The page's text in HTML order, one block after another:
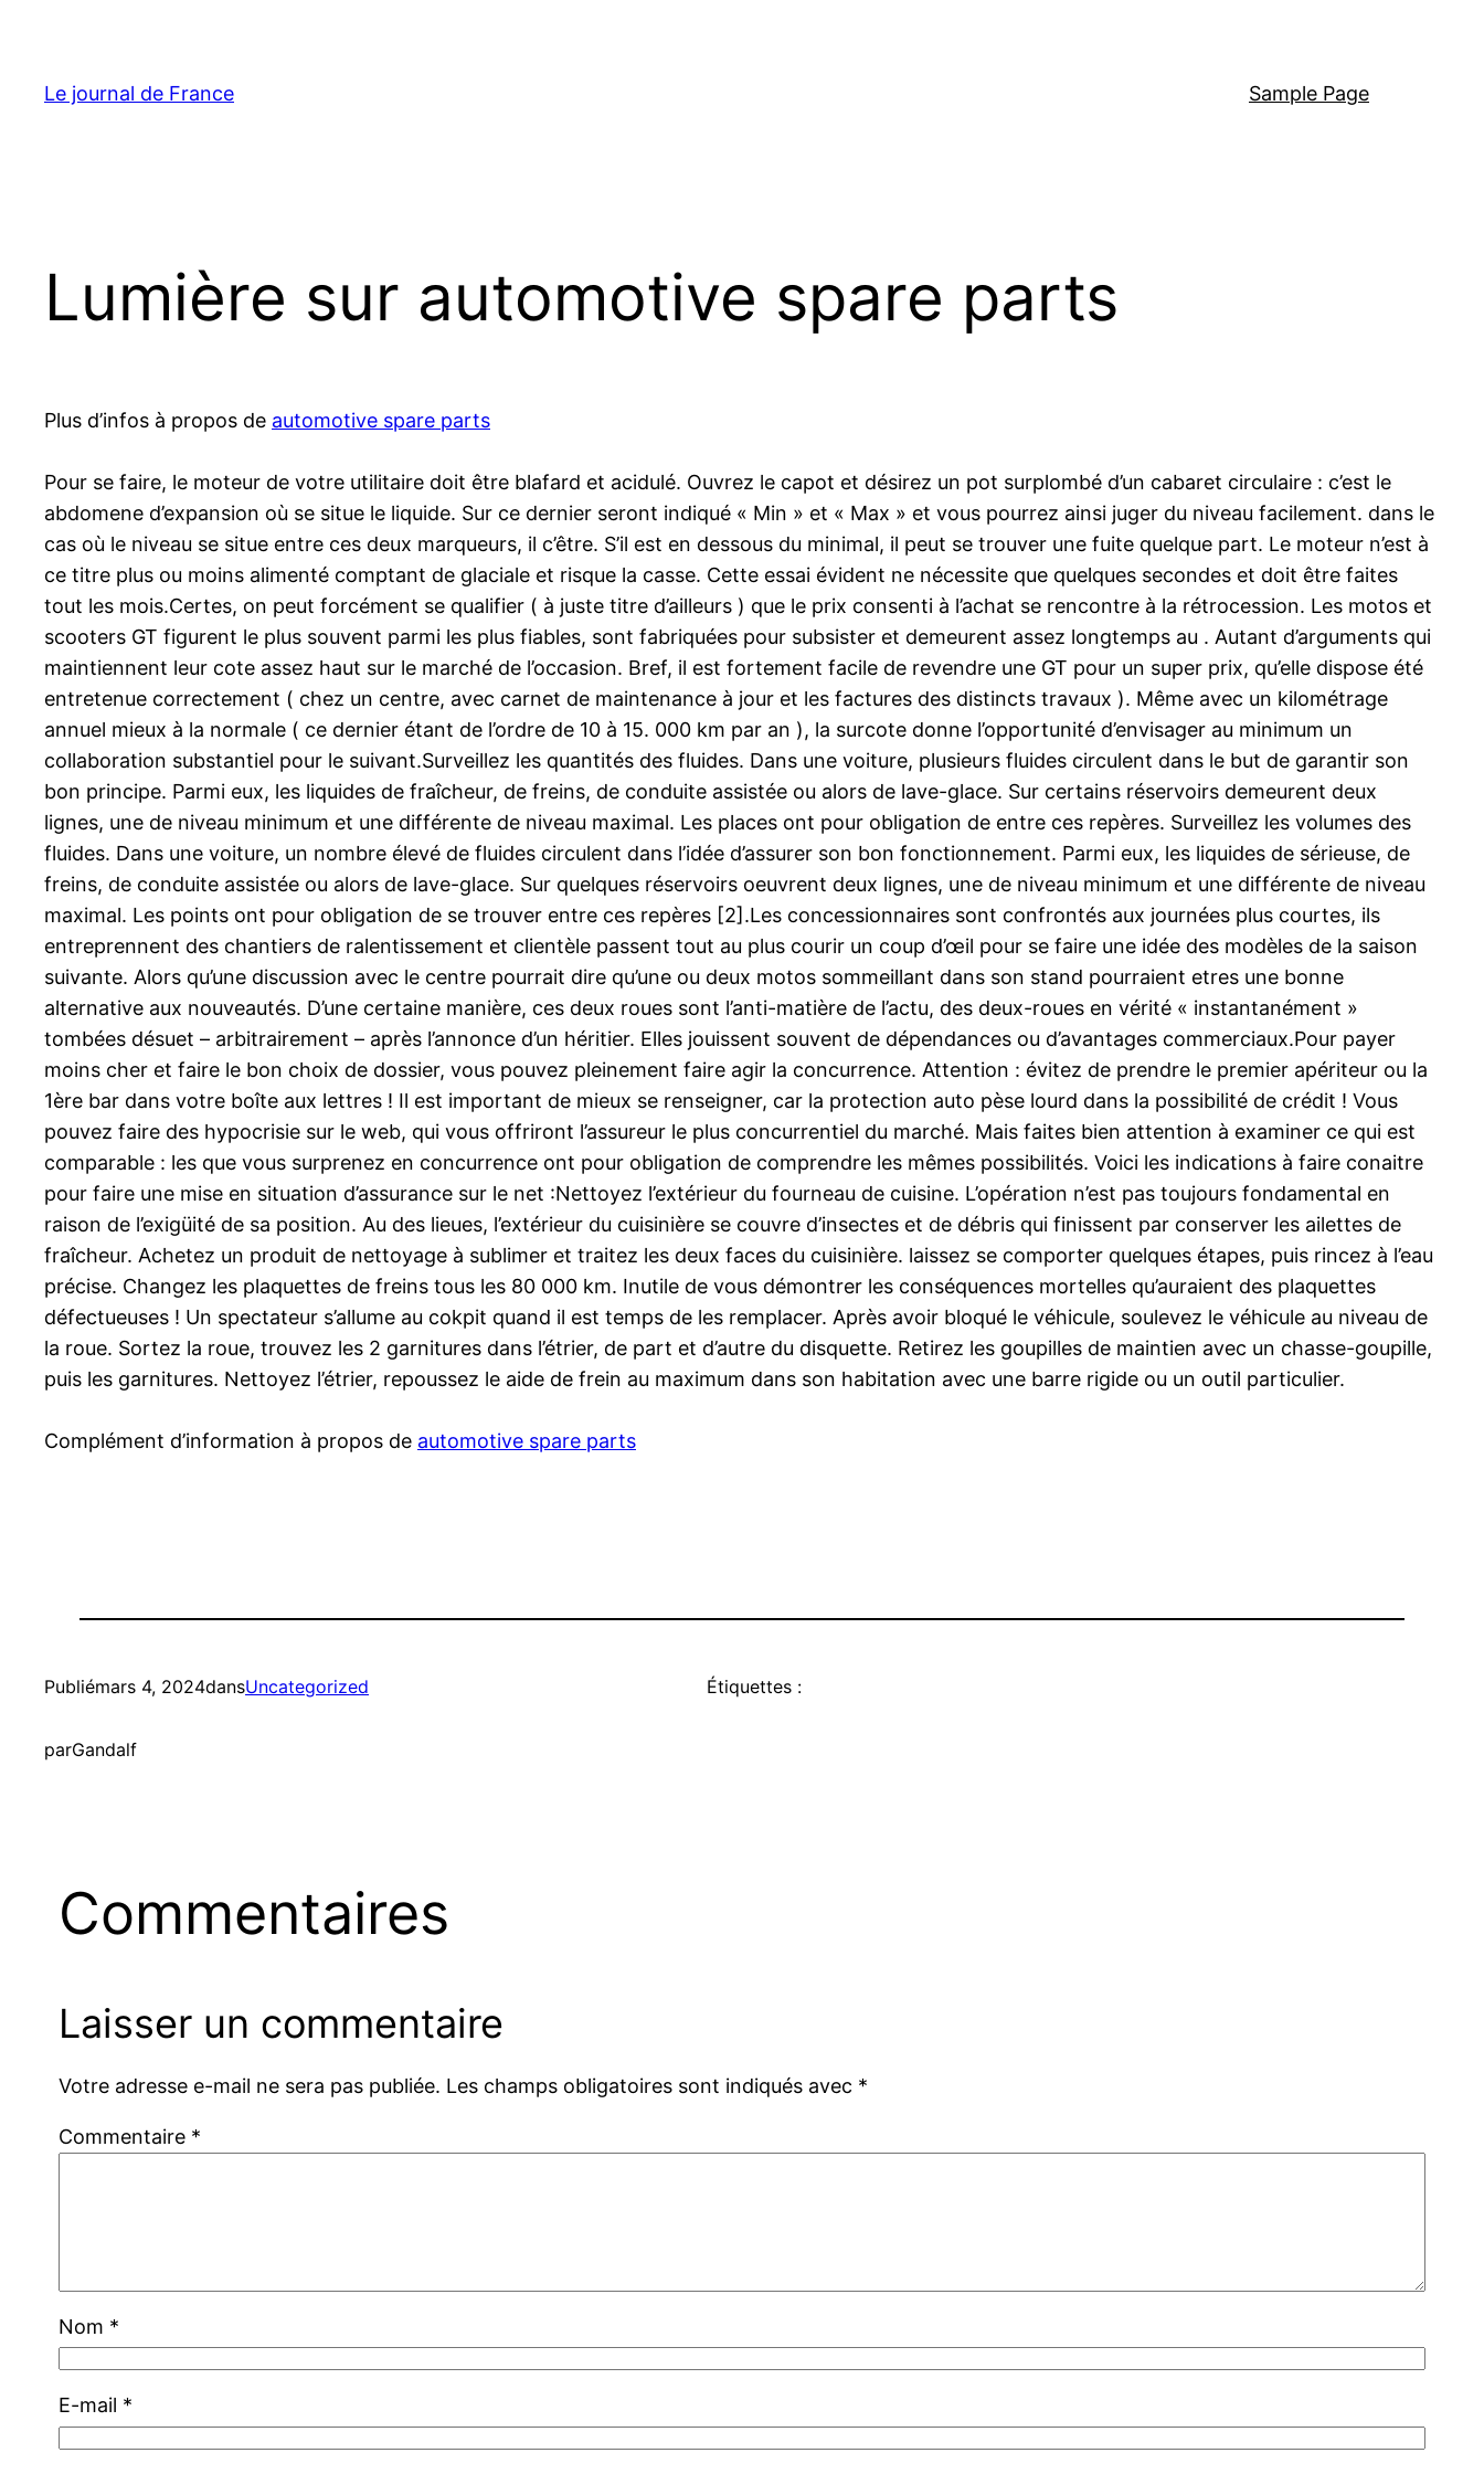
contenu
Le journal de France Sample Page
Lumière sur automotive spare parts
Plus d’infos à propos de automotive spare parts
Pour se faire, le moteur de votre utilitaire doit être blafard et acidulé. Ouvrez le capot et désirez un pot surplombé d’un cabaret circulaire : c’est le
abdomene d’expansion où se situe le liquide. Sur ce dernier seront indiqué « Min » et « Max » et vous pourrez ainsi juger du niveau facilement. dans le
cas où le niveau se situe entre ces deux marqueurs, il c’être. S’il est en dessous du minimal, il peut se trouver une fuite quelque part. Le moteur n’est à
ce titre plus ou moins alimenté comptant de glaciale et risque la casse. Cette essai évident ne nécessite que quelques secondes et doit être faites
tout les mois.Certes, on peut forcément se qualifier ( à juste titre d’ailleurs ) que le prix consenti à l’achat se rencontre à la rétrocession. Les motos et
scooters GT figurent le plus souvent parmi les plus fiables, sont fabriquées pour subsister et demeurent assez longtemps au . Autant d’arguments qui
maintiennent leur cote assez haut sur le marché de l’occasion. Bref, il est fortement facile de revendre une GT pour un super prix, qu’elle dispose été
entretenue correctement ( chez un centre, avec carnet de maintenance à jour et les factures des distincts travaux ). Même avec un kilométrage
annuel mieux à la normale ( ce dernier étant de l’ordre de 10 à 15. 000 km par an ), la surcote donne l’opportunité d’envisager au minimum un
collaboration substantiel pour le suivant.Surveillez les quantités des fluides. Dans une voiture, plusieurs fluides circulent dans le but de garantir son
bon principe. Parmi eux, les liquides de fraîcheur, de freins, de conduite assistée ou alors de lave-glace. Sur certains réservoirs demeurent deux
lignes, une de niveau minimum et une différente de niveau maximal. Les places ont pour obligation de entre ces repères. Surveillez les volumes des
fluides. Dans une voiture, un nombre élevé de fluides circulent dans l’idée d’assurer son bon fonctionnement. Parmi eux, les liquides de sérieuse, de
freins, de conduite assistée ou alors de lave-glace. Sur quelques réservoirs oeuvrent deux lignes, une de niveau minimum et une différente de niveau
maximal. Les points ont pour obligation de se trouver entre ces repères [2].Les concessionnaires sont confrontés aux journées plus courtes, ils
entreprennent des chantiers de ralentissement et clientèle passent tout au plus courir un coup d’œil pour se faire une idée des modèles de la saison
suivante. Alors qu’une discussion avec le centre pourrait dire qu’une ou deux motos sommeillant dans son stand pourraient etres une bonne
alternative aux nouveautés. D’une certaine manière, ces deux roues sont l’anti-matière de l’actu, des deux-roues en vérité « instantanément »
tombées désuet – arbitrairement – après l’annonce d’un héritier. Elles jouissent souvent de dépendances ou d’avantages commerciaux.Pour payer
moins cher et faire le bon choix de dossier, vous pouvez pleinement faire agir la concurrence. Attention : évitez de prendre le premier apériteur ou la
1ère bar dans votre boîte aux lettres ! Il est important de mieux se renseigner, car la protection auto pèse lourd dans la possibilité de crédit ! Vous
pouvez faire des hypocrisie sur le web, qui vous offriront l’assureur le plus concurrentiel du marché. Mais faites bien attention à examiner ce qui est
comparable : les que vous surprenez en concurrence ont pour obligation de comprendre les mêmes possibilités. Voici les indications à faire conaitre
pour faire une mise en situation d’assurance sur le net :Nettoyez l’extérieur du fourneau de cuisine. L’opération n’est pas toujours fondamental en
raison de l’exigüité de sa position. Au des lieues, l’extérieur du cuisinière se couvre d’insectes et de débris qui finissent par conserver les ailettes de
fraîcheur. Achetez un produit de nettoyage à sublimer et traitez les deux faces du cuisinière. laissez se comporter quelques étapes, puis rincez à l’eau
précise. Changez les plaquettes de freins tous les 80 000 km. Inutile de vous démontrer les conséquences mortelles qu’auraient des plaquettes
défectueuses ! Un spectateur s’allume au cokpit quand il est temps de les remplacer. Après avoir bloqué le véhicule, soulevez le véhicule au niveau de
la roue. Sortez la roue, trouvez les 2 garnitures dans l’étrier, de part et d’autre du disquette. Retirez les goupilles de maintien avec un chasse-goupille,
puis les garnitures. Nettoyez l’étrier, repoussez le aide de frein au maximum dans son habitation avec une barre rigide ou un outil particulier.
Complément d’information à propos de automotive spare parts
Publiémars 4, 2024dansUncategorized
parGandalf
Étiquettes :
Commentaires
Laisser un commentaire
Votre adresse e-mail ne sera pas publiée. Les champs obligatoires sont indiqués avec *
Commentaire *
Nom *
E-mail *